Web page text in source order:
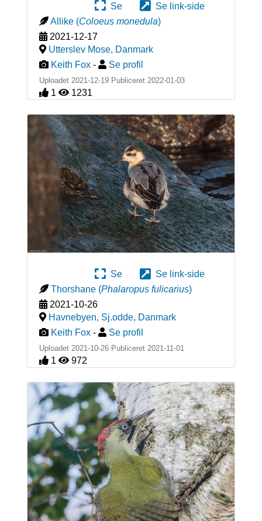
Se
Se link-side
Allike (Coloeus monedula)
2021-12-17
Utterslev Mose, Danmark
Keith Fox - Se profil
Uploadet 2021-12-19 Publiceret 2022-01-03
1 1231
Se
Se link-side
Thorshane (Phalaropus fulicarius)
2021-10-26
Havnebyen, Sj.odde, Danmark
Keith Fox - Se profil
Uploadet 2021-10-26 Publiceret 2021-11-01
1 972